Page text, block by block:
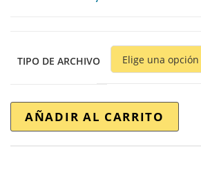
TIPO DE ARCHIVO
AÑADIR AL CARRITO